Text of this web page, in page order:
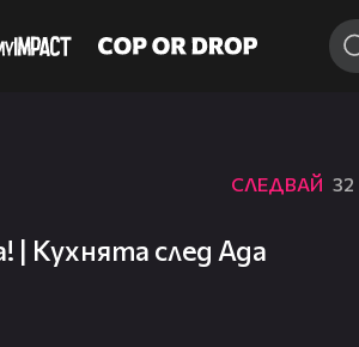
СЛЕДВАЙ 32
| Кухнята след Ада